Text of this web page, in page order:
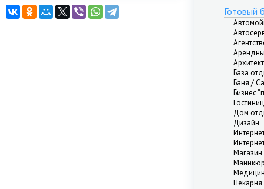
Казань
Калининград
Готовый
База
Баня /
Бизнес
Дом
Дизайн
Магазин
Пекарня